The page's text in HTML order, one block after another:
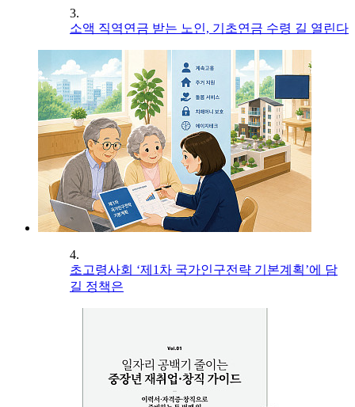
3.
소액 직역연금 받는 노인, 기초연금 수령 길 열린다
4.
초고령사회 ‘제1차 국가인구전략 기본계획’에 담
길 정책은